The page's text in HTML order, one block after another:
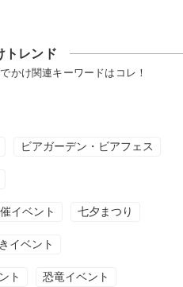
トレンド
かけ関連キーワードはコレ！
ビアガーデン・ビアフェス
イベント 七夕まつり
イベント
ト 恐竜イベント